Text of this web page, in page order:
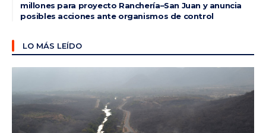
millones para proyecto Ranchería–San Juan y anuncia
posibles acciones ante organismos de control
LO MÁS LEÍDO